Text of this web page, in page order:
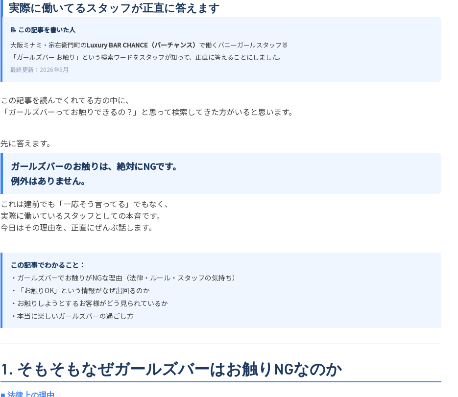
実際に働いてるスタッフが正直に答えます
📝 この記事を書いた人
大阪ミナミ・宗右衛門町のLuxury BAR CHANCE（バーチャンス） で働くバニーガールスタッフ🐰
「ガールズバー お触り」という検索ワードをスタッフが知って、正直に答えることにしました。
最終更新：2026年5月
この記事を読んでくれてる方の中に、
「ガールズバーってお触りできるの？」と思って検索してきた方がいると思います。
先に答えます。
ガールズバーのお触りは、絶対にNGです。
例外はありません。
これは建前でも「一応そう言ってる」でもなく、
実際に働いているスタッフとしての本音です。
今日はその理由を、正直にぜんぶ話します。
この記事でわかること：
・ガールズバーでお触りがNGな理由（法律・ルール・スタッフの気持ち）
・「お触りOK」という情報がなぜ出回るのか
・お触りしようとするお客様がどう見られているか
・本当に楽しいガールズバーの過ごし方
1. そもそもなぜガールズバーはお触りNGなのか
■ 法律上の理由